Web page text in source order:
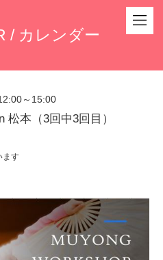
/ カレンダー
～15:00
松本（3回中3回目）
す